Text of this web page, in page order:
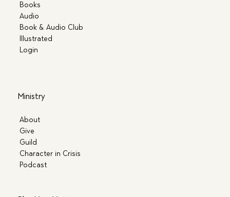
Books
Audio
Book & Audio Club
Illustrated
Login
Ministry
About
Give
Guild
Character in Crisis
Podcast